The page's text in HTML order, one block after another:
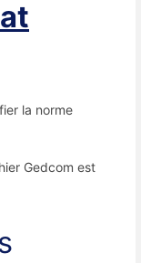
la norme
Gedcom est